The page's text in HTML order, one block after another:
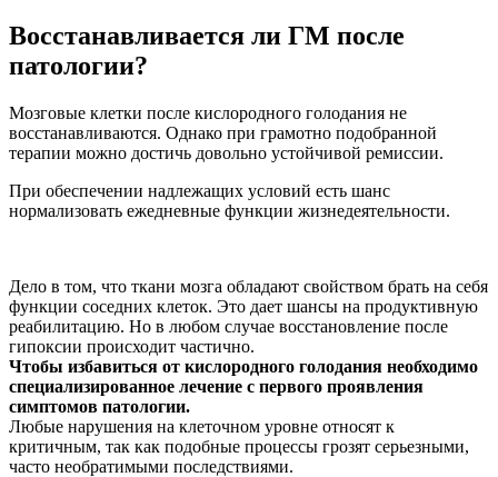
Восстанавливается ли ГМ после
патологии?
Мозговые клетки после кислородного голодания не
восстанавливаются. Однако при грамотно подобранной
терапии можно достичь довольно устойчивой ремиссии.
При обеспечении надлежащих условий есть шанс
нормализовать ежедневные функции жизнедеятельности.
Дело в том, что ткани мозга обладают свойством брать на себя
функции соседних клеток. Это дает шансы на продуктивную
реабилитацию. Но в любом случае восстановление после
гипоксии происходит частично.
Чтобы избавиться от кислородного голодания необходимо
специализированное лечение с первого проявления
симптомов патологии.
Любые нарушения на клеточном уровне относят к
критичным, так как подобные процессы грозят серьезными,
часто необратимыми последствиями.